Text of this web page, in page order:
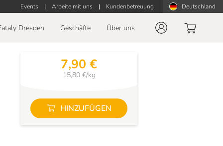
Events | Arbeite mit uns | Kundenbetreuung Deutschland
Dresden Geschäfte Über uns
7,90 €
15,80 €/kg
HINZUFÜGEN